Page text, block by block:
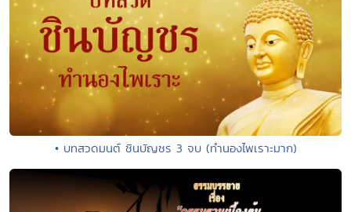
• บทสวดมนต์ ชินบัญชร 3 จบ (ทำนองไพเราะมาก)